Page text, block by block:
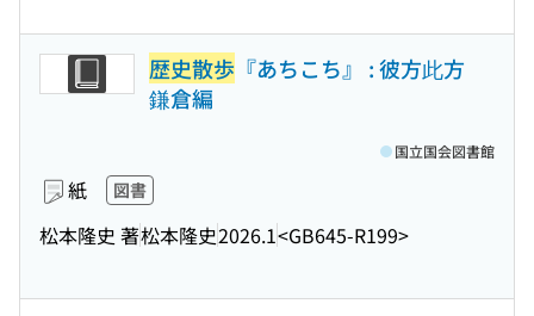
歴史散歩 『あちこち』 : 彼方此方
鎌倉編
紙 図書
松本隆史 著松本隆史2026.1<GB645-R199>
国立国会図書館